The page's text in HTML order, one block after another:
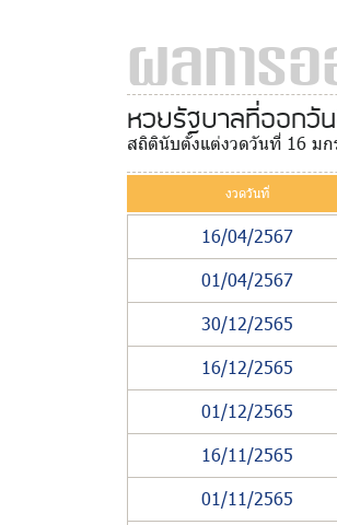
ผลการอ
หวยรัฐบาลที่ออก
สถิตินับตั้งแต่งวดวันที่ 16 ม
งวดวันที่
16/04/2567
01/04/2567
30/12/2565
16/12/2565
01/12/2565
16/11/2565
01/11/2565